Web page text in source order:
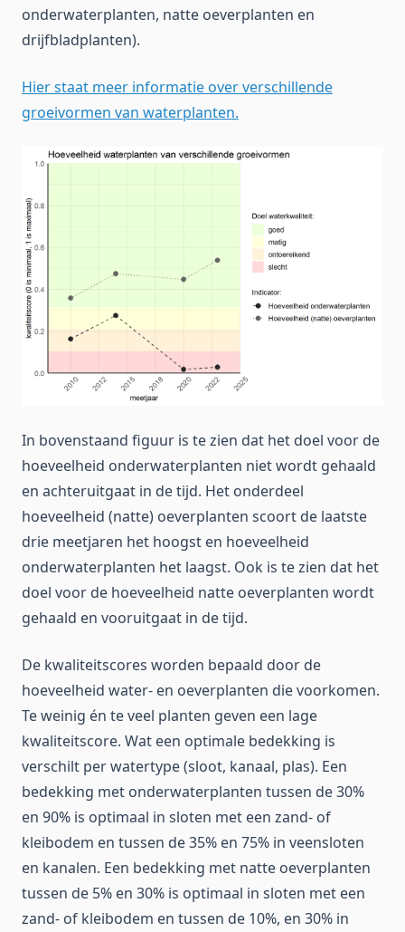
onderwaterplanten, natte oeverplanten en
drijfbladplanten).
Hier staat meer informatie over verschillende
groeivormen van waterplanten.
In bovenstaand figuur is te zien dat het doel voor de
hoeveelheid onderwaterplanten niet wordt gehaald
en achteruitgaat in de tijd. Het onderdeel
hoeveelheid (natte) oeverplanten scoort de laatste
drie meetjaren het hoogst en hoeveelheid
onderwaterplanten het laagst. Ook is te zien dat het
doel voor de hoeveelheid natte oeverplanten wordt
gehaald en vooruitgaat in de tijd.
De kwaliteitscores worden bepaald door de
hoeveelheid water- en oeverplanten die voorkomen.
Te weinig én te veel planten geven een lage
kwaliteitscore. Wat een optimale bedekking is
verschilt per watertype (sloot, kanaal, plas). Een
bedekking met onderwaterplanten tussen de 30%
en 90% is optimaal in sloten met een zand- of
kleibodem en tussen de 35% en 75% in veensloten
en kanalen. Een bedekking met natte oeverplanten
tussen de 5% en 30% is optimaal in sloten met een
zand- of kleibodem en tussen de 10%, en 30% in